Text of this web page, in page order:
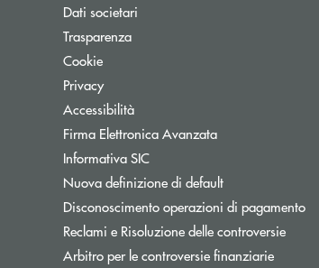
Dati societari
Trasparenza
Cookie
Privacy
Accessibilità
Firma Elettronica Avanzata
Informativa SIC
Nuova definizione di default
Disconoscimento operazioni di pagamento
Reclami e Risoluzione delle controversie
Arbitro per le controversie finanziarieApre